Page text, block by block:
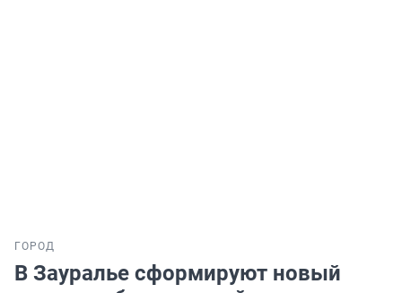
ГОРОД
В Зауралье сформируют новый